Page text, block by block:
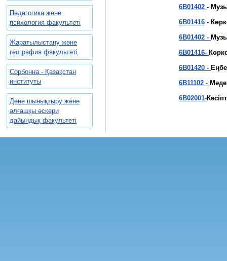
Педагогика және
психология факультеті
Жаратылыстану және
география факультеті
Сорбонна - Қазақстан
институты
Дене шынықтыру және
алғашқы әскери
дайындық факультеті
6В01402 -
6В01416 -
6В01402 -
6В01416-
6В01420 -
6В11102 -
6В02001-